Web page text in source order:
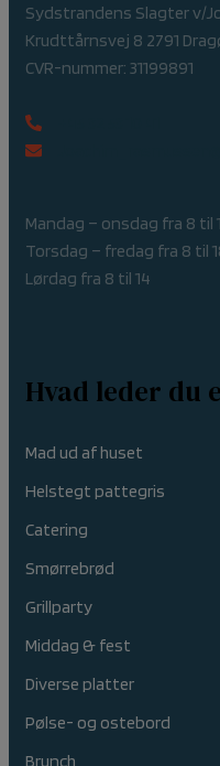
Sydstrandens Slagter v/
Krudttårnsvej 8 2791
CVR-nummer: 31199891
Mandag – onsdag fra 8 til
Torsdag – fredag fra 8 til
Lørdag fra 8 til 14
Hvad leder du
Mad ud af huset
Helstegt pattegris
Catering
Smørrebrød
Grillparty
Middag & fest
Diverse platter
Pølse- og ostebord
Brunch